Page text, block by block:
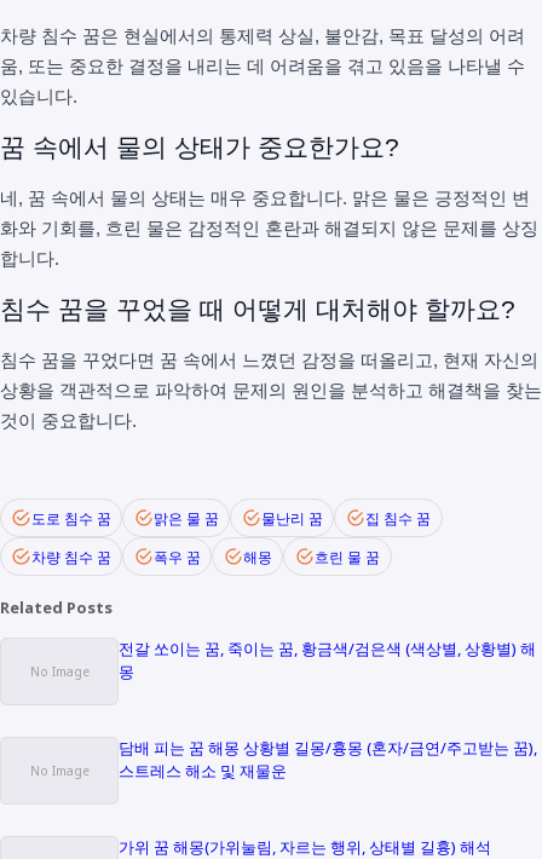
차량 침수 꿈은 현실에서의 통제력 상실, 불안감, 목표 달성의 어려
움, 또는 중요한 결정을 내리는 데 어려움을 겪고 있음을 나타낼 수
있습니다.
꿈 속에서 물의 상태가 중요한가요?
네, 꿈 속에서 물의 상태는 매우 중요합니다. 맑은 물은 긍정적인 변
화와 기회를, 흐린 물은 감정적인 혼란과 해결되지 않은 문제를 상징
합니다.
침수 꿈을 꾸었을 때 어떻게 대처해야 할까요?
침수 꿈을 꾸었다면 꿈 속에서 느꼈던 감정을 떠올리고, 현재 자신의
상황을 객관적으로 파악하여 문제의 원인을 분석하고 해결책을 찾는
것이 중요합니다.
도로 침수 꿈 맑은 물 꿈 물난리 꿈
집 침수 꿈
차량 침수 꿈
폭우 꿈 해몽 흐린 물 꿈
Related Posts
전갈 쏘이는 꿈, 죽이는 꿈, 황금색/검은색 (색상별, 상황별) 해
몽
담배 피는 꿈 해몽 상황별 길몽/흉몽 (혼자/금연/주고받는 꿈),
스트레스 해소 및 재물운
가위 꿈 해몽(가위눌림, 자르는 행위, 상태별 길흉) 해석